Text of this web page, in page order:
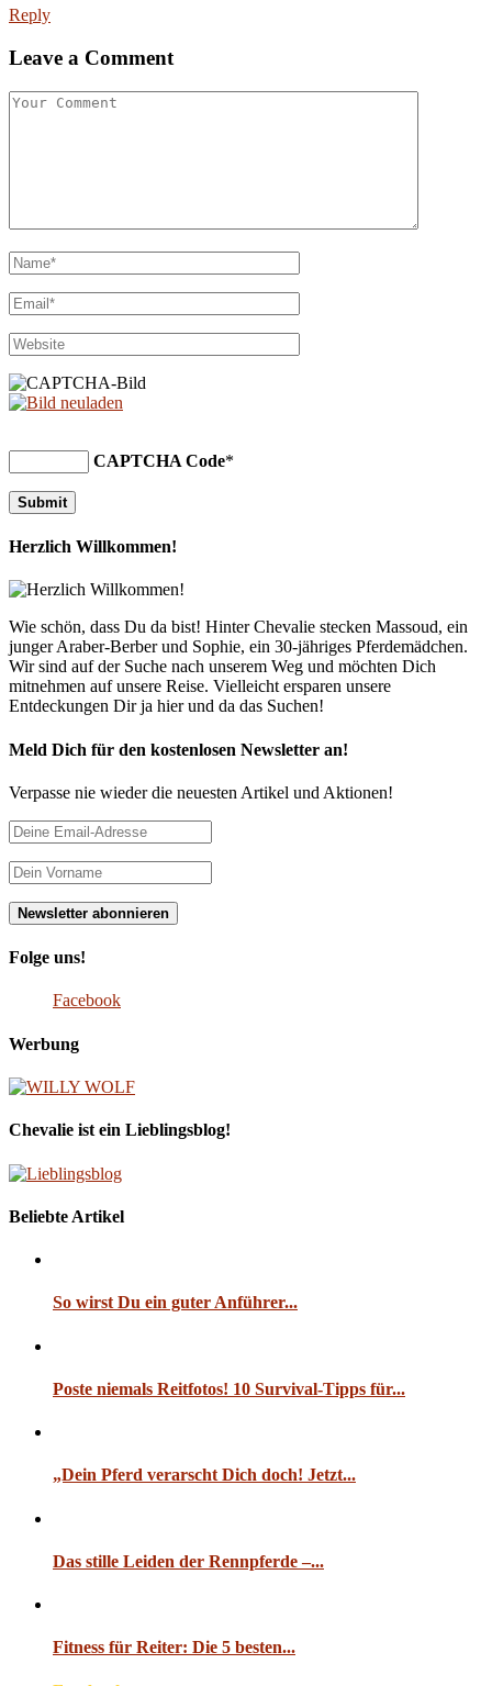
Reply
Leave a Comment
CAPTCHA Code*
Herzlich Willkommen!
Wie schön, dass Du da bist! Hinter Chevalie stecken Massoud, ein
junger Araber-Berber und Sophie, ein 30-jähriges Pferdemädchen.
Wir sind auf der Suche nach unserem Weg und möchten Dich
mitnehmen auf unsere Reise. Vielleicht ersparen unsere
Entdeckungen Dir ja hier und da das Suchen!
Meld Dich für den kostenlosen Newsletter an!
Verpasse nie wieder die neuesten Artikel und Aktionen!
Folge uns!
Facebook
Werbung
Chevalie ist ein Lieblingsblog!
Beliebte Artikel
So wirst Du ein guter Anführer...
Poste niemals Reitfotos! 10 Survival-Tipps für...
„Dein Pferd verarscht Dich doch! Jetzt...
Das stille Leiden der Rennpferde –...
Fitness für Reiter: Die 5 besten...